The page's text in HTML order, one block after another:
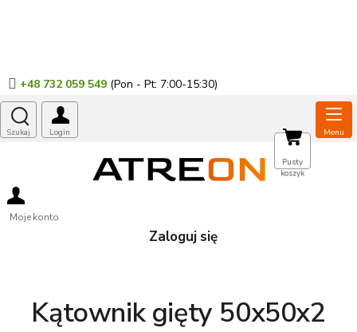
+48 732 059 549
Moje konto
Zaloguj się
KOSZYK
Pusty
koszyk
Kątownik gięty 50x50x2